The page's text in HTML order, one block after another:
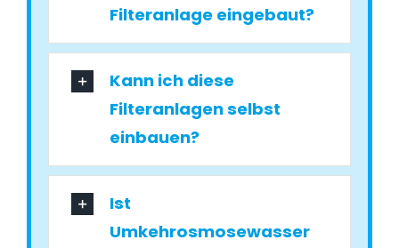
Filteranlage eingebaut?
Kann ich diese
Filteranlagen selbst
einbauen?
Ist
Umkehrosmosewasser